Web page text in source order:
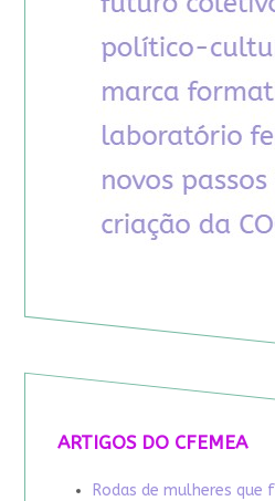
ARTIGOS DO CFEMEA
Rodas de mulheres que